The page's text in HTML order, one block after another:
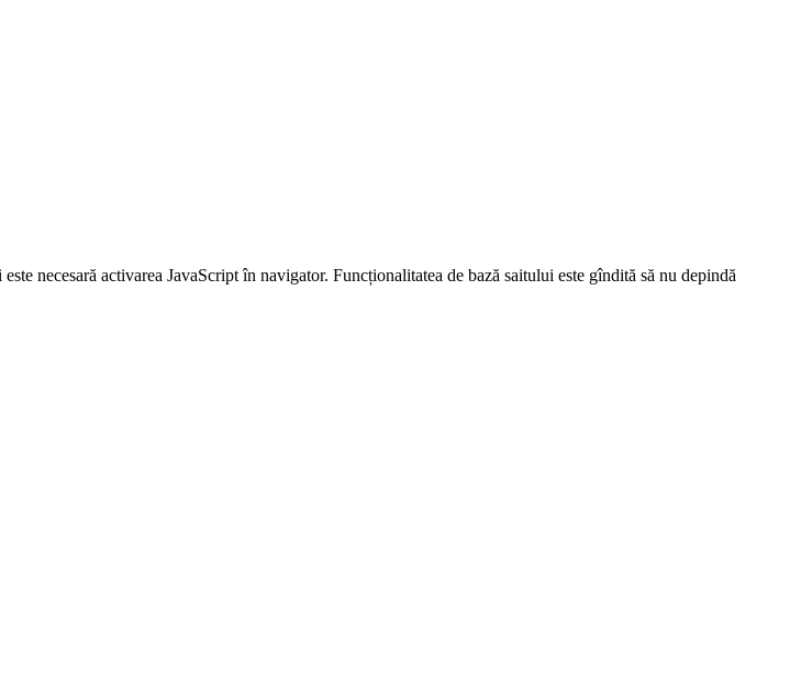
necesară activarea JavaScript în navigator. Funcționalitatea de bază saitului este gîndită să nu depindă